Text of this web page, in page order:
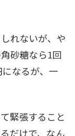
れないが、や
砂糖なら1回
なるが、一
緊張すること
だけで、なん